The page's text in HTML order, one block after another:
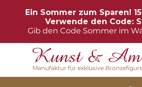
Ein Sommer zum Sparen!
Verwende den Code:
Gib den Code Sommer im
Manufaktur für exklusive